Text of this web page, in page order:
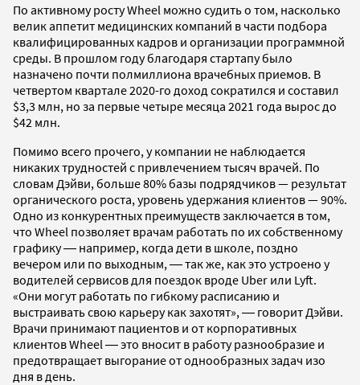
По активному росту Wheel можно судить о том, насколько
велик аппетит медицинских компаний в части подбора
квалифицированных кадров и организации программной
среды. В прошлом году благодаря стартапу было
назначено почти полмиллиона врачебных приемов. В
четвертом квартале 2020-го доход сократился и составил
$3,3 млн, но за первые четыре месяца 2021 года вырос до
$42 млн.
Помимо всего прочего, у компании не наблюдается
никаких трудностей с привлечением тысяч врачей. По
словам Дэйви, больше 80% базы подрядчиков — результат
органического роста, уровень удержания клиентов — 90%.
Одно из конкурентных преимуществ заключается в том,
что Wheel позволяет врачам работать по их собственному
графику ― например, когда дети в школе, поздно
вечером или по выходным, ― так же, как это устроено у
водителей сервисов для поездок вроде Uber или Lyft.
«Они могут работать по гибкому расписанию и
выстраивать свою карьеру как захотят», ― говорит Дэйви.
Врачи принимают пациентов и от корпоративных
клиентов Wheel ― это вносит в работу разнообразие и
предотвращает выгорание от однообразных задач изо
дня в день.